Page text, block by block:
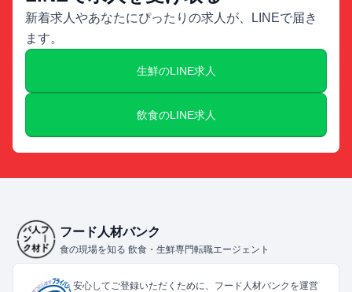
新着求人やあなたにぴったりの求人が、LINEで届き
ます。
生鮮のLINE求人
飲食のLINE求人
フード人材バンク
食の現場を知る 飲食・生鮮専門転職エージェント
安心してご登録いただくために、フード人材バンクを運営